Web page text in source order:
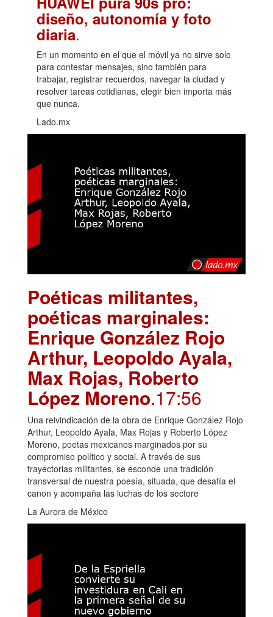
diseño, autonomía y foto
diaria.
En un momento en el que el móvil ya no sirve solo
para contestar mensajes, sino también para
trabajar, registrar recuerdos, navegar la ciudad y
resolver tareas cotidianas, elegir bien importa más
que nunca.
Lado.mx
Poéticas militantes,
poéticas marginales:
Enrique González Rojo
Arthur, Leopoldo Ayala,
Max Rojas, Roberto
López Moreno.17:56
Una reivindicación de la obra de Enrique González Rojo
Arthur, Leopoldo Ayala, Max Rojas y Roberto López
Moreno, poetas mexicanos marginados por su
compromiso político y social. A través de sus
trayectorias militantes, se esconde una tradición
transversal de nuestra poesía, situada, que desafía el
canon y acompaña las luchas de los sectore
La Aurora de México